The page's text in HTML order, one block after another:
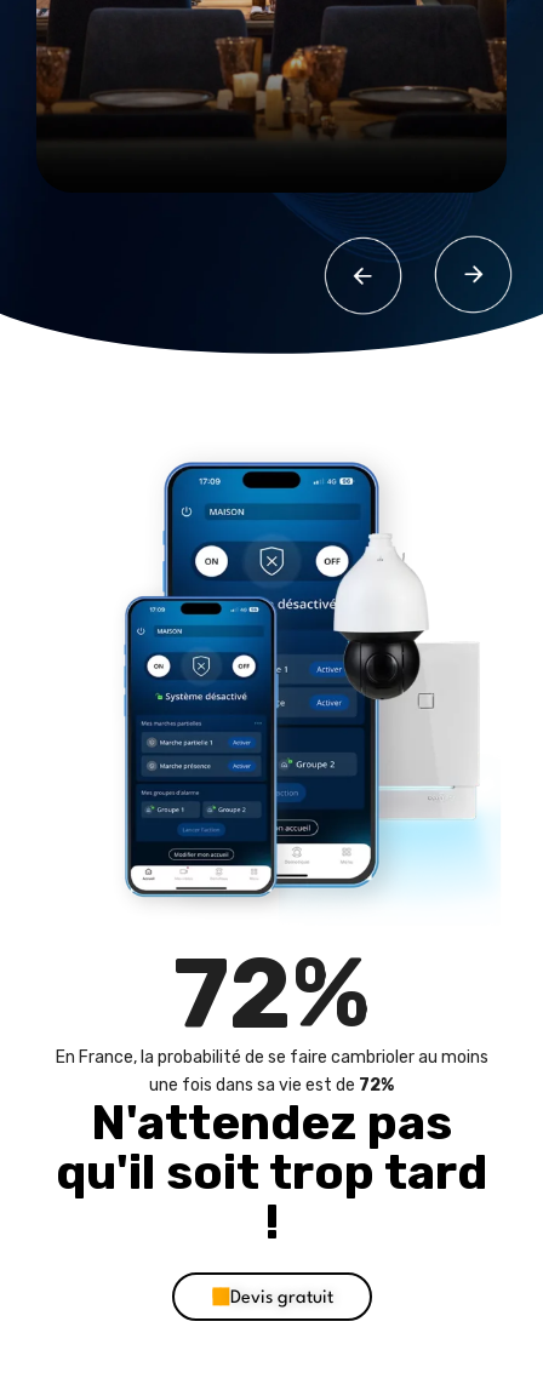
72%
En France, la probabilité de se faire cambrioler au moins
une fois dans sa vie est de 72%
N'attendez pas
qu'il soit trop tard
!
Devis gratuit